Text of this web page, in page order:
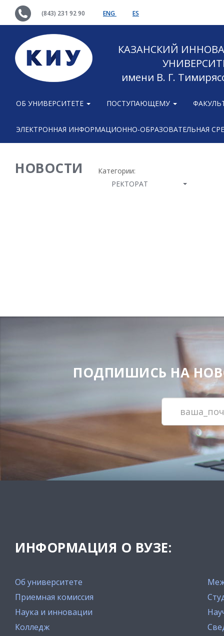
(843) 231 92 90 ENG ES
КАЗАНСКИЙ
имени В. Г.
ОБ УНИВЕРСИТЕТЕ ПОСТУПАЮЩЕМУ
ЭЛЕКТРОННАЯ ИНФОРМАЦИОННО-ОБРАЗОВАТЕЛЬНАЯ
НОВОСТИ
Категории:
РЕКТОРАТ
ПОДПИШИСЬ НА
ИНФОРМАЦИЯ О ВУЗЕ:
Об университете
Приемная комиссия
Наука и инновации
Колледж